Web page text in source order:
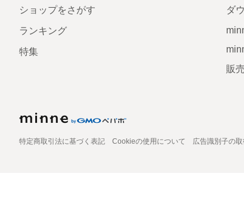
ショップをさがす
ランキング
特集
ダ
販
特定商取引法に基づく表記 Cookieの使用について 広告識別子の